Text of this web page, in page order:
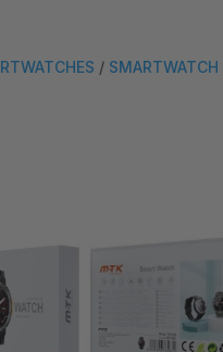
/ SMARTWATCH